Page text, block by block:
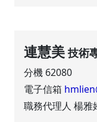
連慧美 技術
分機 62080
電子信箱
職務代理人 楊雅